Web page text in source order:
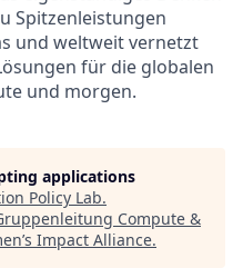
Spitzenleistungen
und weltweit vernetzt
für die globalen
und morgen.
applications
Policy Lab.
Compute &
Impact Alliance.